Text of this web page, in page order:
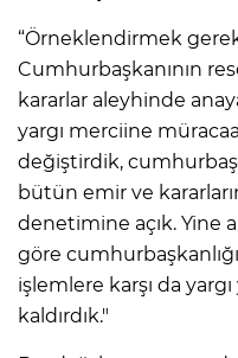
“Örneklendirmek
Cumhurbaşkanının
kararlar aleyhinde
yargı merciine
değiştirdik,
bütün emir ve
denetimine açık. Yine
göre
işlemlere karşı da
kaldırdık."